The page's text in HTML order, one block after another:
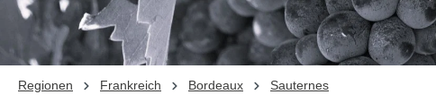
Regionen Frankreich Bordeaux Sauternes